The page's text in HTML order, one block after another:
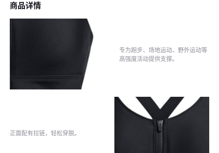
商品详情
专为跑步、场地运动、野外运动等
高强度活动提供支撑。
正面配有拉链，轻松穿脱。